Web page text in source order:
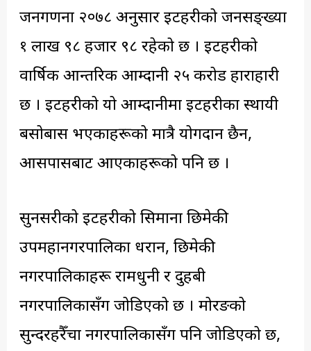
जनगणना २०७८ अनुसार इटहरीको जनसङ्ख्या
१ लाख ९८ हजार ९८ रहेको छ । इटहरीको
वार्षिक आन्तरिक आम्दानी २५ करोड हाराहारी
छ । इटहरीको यो आम्दानीमा इटहरीका स्थायी
बसोबास भएकाहरूको मात्रै योगदान छैन,
आसपासबाट आएकाहरूको पनि छ ।
सुनसरीको इटहरीको सिमाना छिमेकी
उपमहानगरपालिका धरान, छिमेकी
नगरपालिकाहरू रामधुनी र दुहबी
नगरपालिकासँग जोडिएको छ । मोरङको
सुन्दरहरैँचा नगरपालिकासँग पनि जोडिएको छ,